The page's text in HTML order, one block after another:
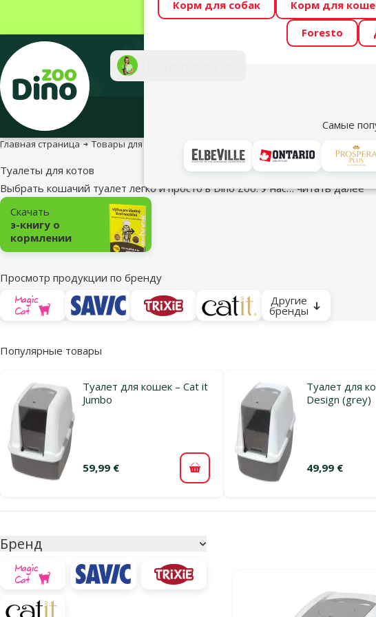
Весь месяц Dino Zoo
Фотоконкурс “GADA
Корм для собак Корм для
Foresto
Самые
Главная страница Товары для кошек Туалеты
Туалеты для котов
Выбрать кошачий туалет легко и просто в Dino Zoo. У нас…читать далее
Подкатегория
Скачать
э-книгу о
кормлении
Просмотр продукции по бренду
Другие
бренды
Популярные товары
Туалет для кошек – Cat it
Jumbo
59,99 € В корзину
Туалет для
Design (grey)
49,99 €
Бренд